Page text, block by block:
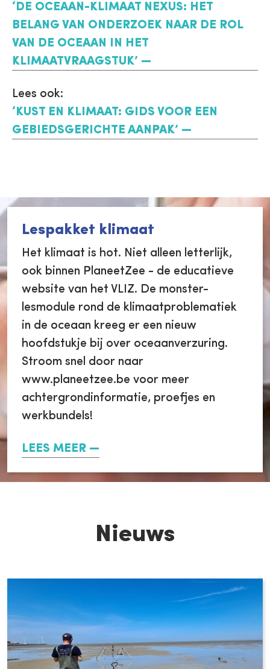
‘DE OCEAAN-KLIMAAT NEXUS: HET
BELANG VAN ONDERZOEK NAAR DE ROL
VAN DE OCEAAN IN HET
KLIMAATVRAAGSTUK’
Lees ook:
‘KUST EN KLIMAAT: GIDS VOOR EEN
GEBIEDSGERICHTE AANPAK’
Lespakket klimaat
Het klimaat is hot. Niet alleen letterlijk,
ook binnen PlaneetZee - de educatieve
website van het VLIZ. De monster-
lesmodule rond de klimaatproblematiek
in de oceaan kreeg er een nieuw
hoofdstukje bij over oceaanverzuring.
Stroom snel door naar
www.planeetzee.be voor meer
achtergrondinformatie, proefjes en
werkbundels!
LEES MEER
Nieuws